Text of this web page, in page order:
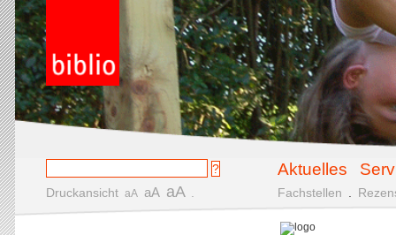
Aktuelles
Druckansicht aA aA aA Fachstellen